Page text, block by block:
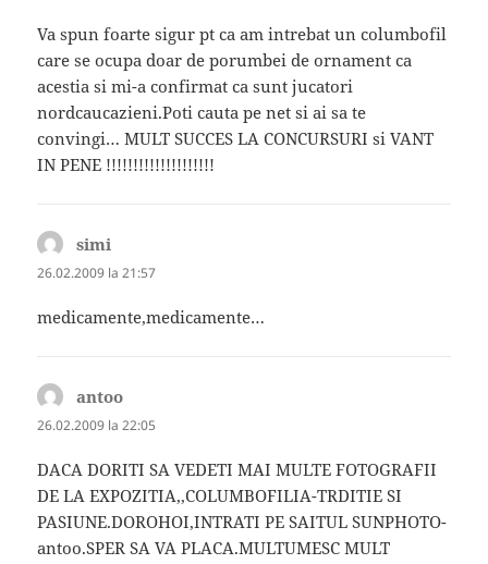
Va spun foarte sigur pt ca am intrebat un columbofil
care se ocupa doar de porumbei de ornament ca
acestia si mi-a confirmat ca sunt jucatori
nordcaucazieni.Poti cauta pe net si ai sa te
convingi… MULT SUCCES LA CONCURSURI si VANT
IN PENE !!!!!!!!!!!!!!!!!!!!
simi
26.02.2009 la 21:57
medicamente,medicamente…
antoo
26.02.2009 la 22:05
DACA DORITI SA VEDETI MAI MULTE FOTOGRAFII
DE LA EXPOZITIA,,COLUMBOFILIA-TRDITIE SI
PASIUNE.DOROHOI,INTRATI PE SAITUL SUNPHOTO-
antoo.SPER SA VA PLACA.MULTUMESC MULT